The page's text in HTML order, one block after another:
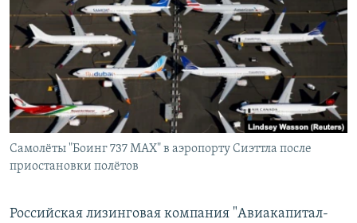
РАСПИСАНИЕ ВЕЩАНИЯ
ПОДПИШИТЕСЬ НА РАССЫЛКУ
СОЦИАЛЬНЫЕ СЕТИ
Самолёты "Боинг 737 MAX" в аэропорту Сиэттла после
приостановки полётов
Российская лизинговая компания "Авиакапитал-